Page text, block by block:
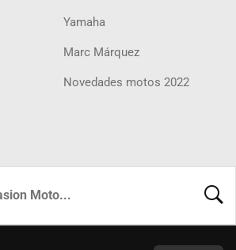
Yamaha
Marc Márquez
Novedades motos 2022